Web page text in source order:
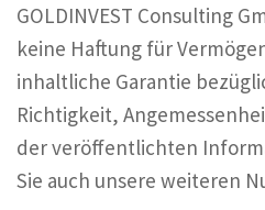
GOLDINVEST Consulting
keine Haftung für
inhaltliche Garantie
Richtigkeit,
der veröffentlichten
Sie auch unsere weiteren